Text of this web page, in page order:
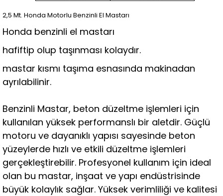
2,5 Mt. Honda Motorlu Benzinli El Mastarı
Honda benzinli el mastarı
hafiftip olup taşınması kolaydır.
mastar kısmı taşıma esnasında makinadan
ayrılabilinir.
Benzinli Mastar, beton düzeltme işlemleri için
kullanılan yüksek performanslı bir aletdir. Güçlü
motoru ve dayanıklı yapısı sayesinde beton
yüzeylerde hızlı ve etkili düzeltme işlemleri
gerçekleştirebilir. Profesyonel kullanım için ideal
olan bu mastar, inşaat ve yapı endüstrisinde
büyük kolaylık sağlar. Yüksek verimliliği ve kalitesi